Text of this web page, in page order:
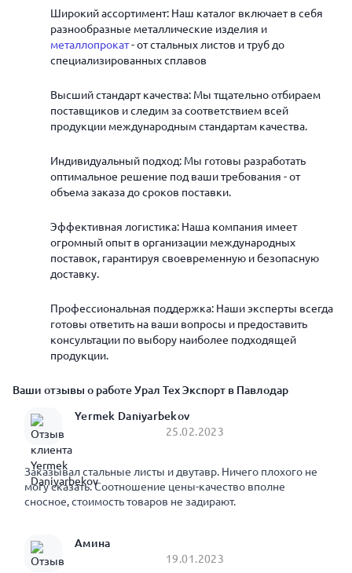
Широкий ассортимент: Наш каталог включает в себя
разнообразные металлические изделия и
металлопрокат- от стальных листов и труб до
специализированных сплавов
Высший стандарт качества: Мы тщательно отбираем
поставщиков и следим за соответствием всей
продукции международным стандартам качества.
Индивидуальный подход: Мы готовы разработать
оптимальное решение под ваши требования - от
объема заказа до сроков поставки.
Эффективная логистика: Наша компания имеет
огромный опыт в организации международных
поставок, гарантируя своевременную и безопасную
доставку.
Профессиональная поддержка: Наши эксперты всегда
готовы ответить на ваши вопросы и предоставить
консультации по выбору наиболее подходящей
продукции.
Ваши отзывы о работе Урал Тех Экспорт в Павлодар
Yermek Daniyarbekov
25.02.2023
Заказывал стальные листы и двутавр. Ничего плохого не
могу сказать. Соотношение цены-качество вполне
сносное, стоимость товаров не задирают.
Амина
19.01.2023